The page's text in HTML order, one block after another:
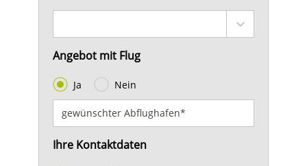
Angebot mit Flug
Ja Nein
Ihre Kontaktdaten